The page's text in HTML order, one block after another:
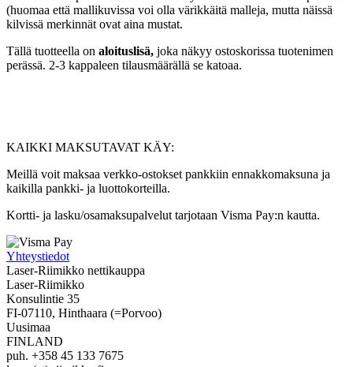
(huomaa että mallikuvissa voi olla värikkäitä malleja, mutta näissä
kilvissä merkinnät ovat aina mustat.
Tällä tuotteella on aloituslisä, joka näkyy ostoskorissa tuotenimen
perässä. 2-3 kappaleen tilausmäärällä se katoaa.
KAIKKI MAKSUTAVAT KÄY:
Meillä voit maksaa verkko-ostokset pankkiin ennakkomaksuna ja
kaikilla pankki- ja luottokorteilla.
Kortti- ja lasku/osamaksupalvelut tarjotaan Visma Pay:n kautta.
Yhteystiedot
Laser-Riimikko nettikauppa
Laser-Riimikko
Konsulintie 35
FI-07110, Hinthaara (=Porvoo)
Uusimaa
FINLAND
puh. +358 45 133 7675